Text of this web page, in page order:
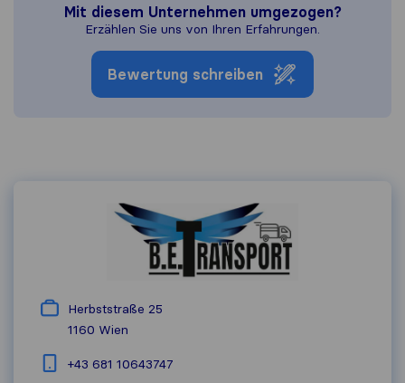
Mit diesem Unternehmen umgezogen?
Erzählen Sie uns von Ihren Erfahrungen.
Bewertung schreiben
Herbststraße 25
1160 Wien
+43 681 10643747